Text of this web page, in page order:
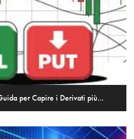
per Capire i Derivati più...